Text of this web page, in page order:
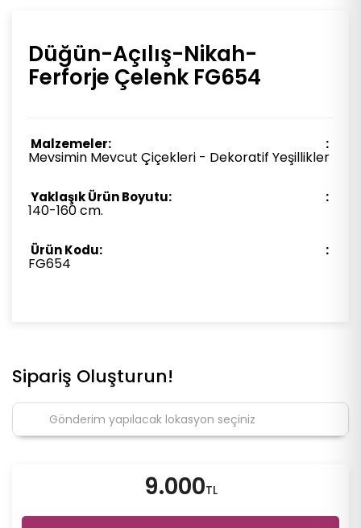
Düğün-Açılış-Nikah-
Ferforje Çelenk FG654
Malzemeler:
Mevsimin Mevcut Çiçekleri - Dekoratif Yeşillikler
Yaklaşık Ürün Boyutu:
140-160 cm.
Ürün Kodu:
FG654
Sipariş Oluşturun!
9.000TL